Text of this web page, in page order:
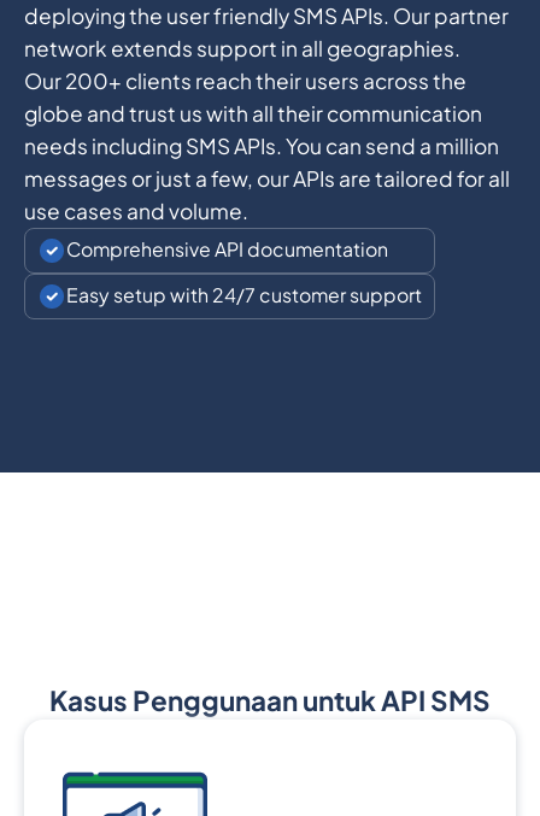
deploying the user friendly SMS APIs. Our partner
network extends support in all geographies.
Our 200+ clients reach their users across the
globe and trust us with all their communication
needs including SMS APIs. You can send a million
messages or just a few, our APIs are tailored for all
use cases and volume.
Comprehensive API documentation
Easy setup with 24/7 customer support
Kasus Penggunaan untuk API SMS